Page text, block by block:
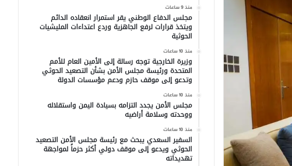
منذ 9 ساعات
مجلس الدفاع الوطني يقر استمرار انعقاده الدائم
ويتخذ قرارات لرفع الجاهزية وردع اعتداءات المليشيات
الحوثية
منذ 10 ساعات
وزيرة الخارجية توجه رسالة إلى الأمين العام للأمم
المتحدة ورئيسة مجلس الأمن بشأن التصعيد الحوثي
وتدعو إلى موقف حازم ودعم مؤسسات الدولة
منذ 10 ساعات
مجلس الأمن يجدد التزامه بسيادة اليمن واستقلاله
ووحدته وسلامة أراضيه
منذ 10 ساعات
السفير السعدي يبحث مع رئيسة مجلس الأمن التصعيد
الحوثي ويدعو إلى موقف دولي أكثر حزماً لمواجهة
تهديداته